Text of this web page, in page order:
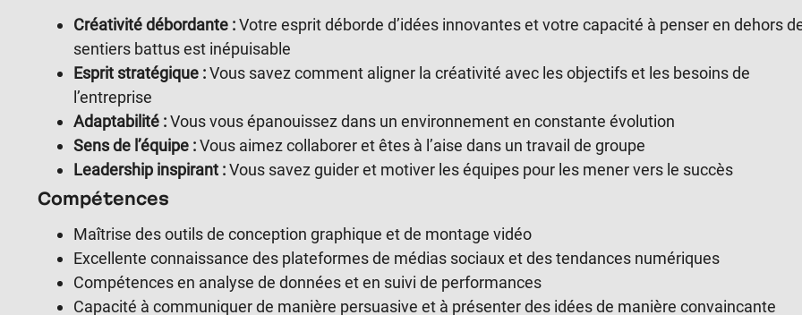
Créativité débordante :Votre esprit déborde d’idées innovantes et votre capacité à penser en dehors
sentiers battus est inépuisable
Esprit stratégique :Vous savez comment aligner la créativité avec les objectifs et les besoins de
l’entreprise
Adaptabilité :Vous vous épanouissez dans un environnement en constante évolution
Sens de l’équipe :Vous aimez collaborer et êtes à l’aise dans un travail de groupe
Leadership inspirant :Vous savez guider et motiver les équipes pour les mener vers le succès
Compétences
Maîtrise des outils de conception graphique et de montage vidéo
Excellente connaissance des plateformes de médias sociaux et des tendances numériques
Compétences en analyse de données et en suivi de performances
Capacité à communiquer de manière persuasive et à présenter des idées de manière convaincante